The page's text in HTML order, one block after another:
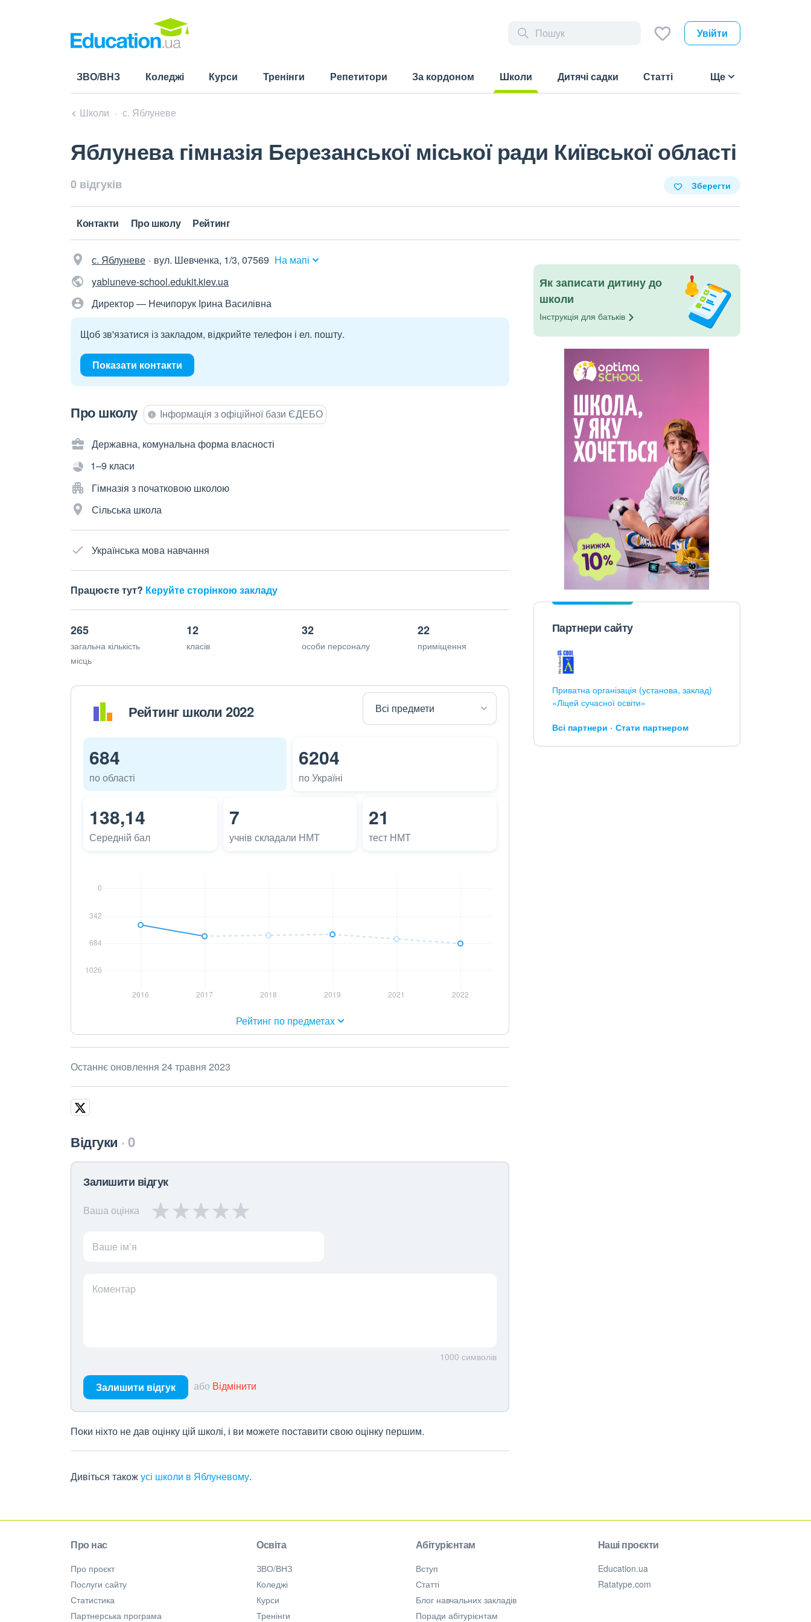
Увійти
ЗВО/ВНЗ Коледжі Курси Тренінги Репетитори За кордоном
Школи
Дитячі садки Статті Ще
Школи с. Яблуневе
Яблунева гімназія Березанської міської ради Київської області
0 відгуків Зберегти
Контакти Про школу Рейтинг
с. Яблуневе вул. Шевченка, 1/3, 07569 На мапі
yabluneve-school.edukit.kiev.ua
Директор — Нечипорук Ірина Василівна
Щоб зв'язатися із закладом, відкрийте телефон і ел. пошту.
Показати контакти
Про школу Інформація з офіційної бази ЄДЕБО
Державна, комунальна форма власності
1–9 класи
Гімназія з початковою школою
Сільська школа
Українська мова навчання
Працюєте тут? Керуйте сторінкою закладу
265
загальна кількість
місць
12
класів
32
особи персоналу
22
приміщення
Рейтинг школи 2022
684
по області
6204
по Україні
138,14
Середній бал
7
учнів складали НМТ
21
тест НМТ
Рейтинг по предметах
Останнє оновлення 24 травня 2023
Відгуки 0
Залишити відгук
Ваша оцінка
Ваше ім’я
Коментар
1000 символів
Залишити відгук або Відмінити
Поки ніхто не дав оцінку цій школі, і ви можете поставити свою оцінку першим.
Дивіться такожусі школи в Яблуневому.
Як записати дитину до
школи
Інструкція для батьків
Партнери сайту
Приватна організація (установа, заклад)
«Ліцей сучасної освіти»
Всі партнери Стати партнером
Про нас
Про проєкт
Послуги сайту
Статистика
Партнерська програма
Освіта
ЗВО/ВНЗ
Коледжі
Курси
Тренінги
Абітурієнтам
Вступ
Статті
Блог навчальних закладів
Поради абітурієнтам
Наші проєкти
Education.ua
Ratatype.com